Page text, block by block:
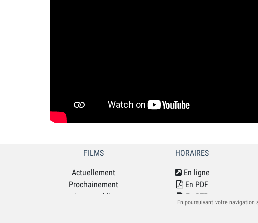
FILMS
Actuellement
Prochainement
Jeune public
HORAIRES
En ligne
En PDF
En RTF
En poursuivant votre navigation